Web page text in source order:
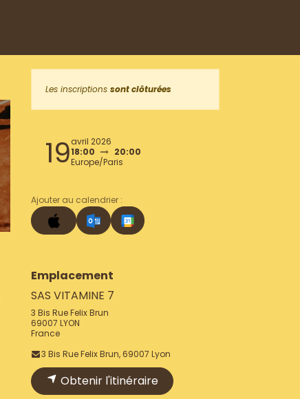
Les inscriptions sont clôturées
19avril 2026
18:00
20:00
Europe/Paris
Ajouter au calendrier :
Emplacement
SAS VITAMINE 7
3 Bis Rue Felix Brun
69007 LYON
France
3 Bis Rue Felix Brun, 69007 Lyon
Obtenir l'itinéraire